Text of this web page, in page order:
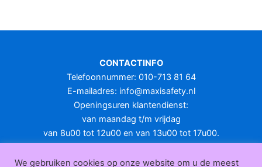
variaties.
optie
gekozen
worden
op
productpagina
CONTACTINFO
Telefoonnummer: 010-713 81 64
E-mailadres: info@maxisafety.nl
Openingsuren klantendienst:
van maandag t/m vrijdag
van 8u00 tot 12u00 en van 13u00 tot 17u00.
KLANTENSERVICE
We gebruiken cookies op onze website om u de meest